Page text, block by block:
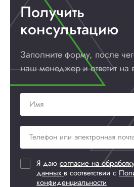
Получить
консультацию
Заполните форму, после
наш менеджер и ответит на
Я даю согласие на
данных в соответствии с
конфиденциальности